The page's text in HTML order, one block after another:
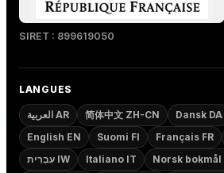
SIRET : 899619050
LANGUES
العربية AR 简体中文 ZH-CN Dansk DA
English EN
Suomi FI Français FR
עִבְרִית IW
Italiano IT Norsk bokmål